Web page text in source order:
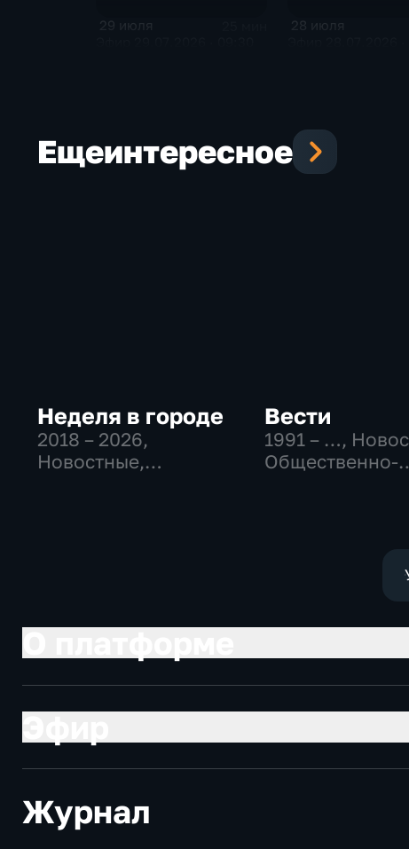
29 июля 28 июля
Ещеинтересное
Неделя в городе
2018 – 2026,
Новостные,
Вести
1991 – …,
Общественно-
Журнал